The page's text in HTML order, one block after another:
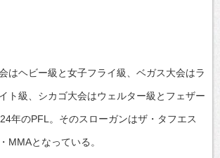
はヘビー級と女子フライ級、ベガス大会はラ
ト級、シカゴ大会はウェルター級とフェザー
年のPFL。そのスローガンはザ・タフエス
MMAとなっている。